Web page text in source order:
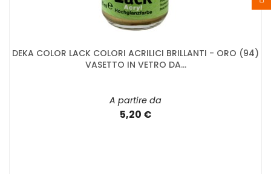
DEKA COLOR LACK COLORI ACRILICI BRILLANTI - ORO (94)
VASETTO IN VETRO DA...
A partire da
5,20 €